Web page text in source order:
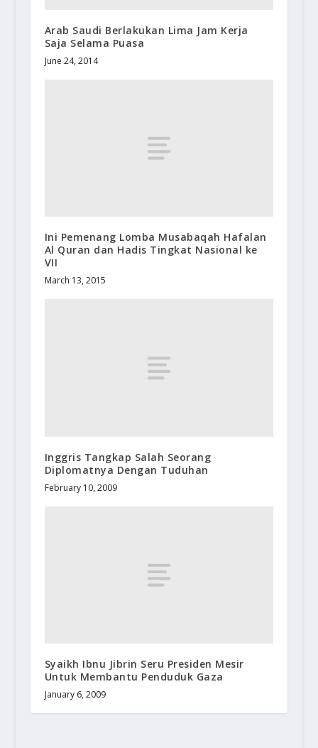
Arab Saudi Berlakukan Lima Jam Kerja
Saja Selama Puasa
June 24, 2014
Ini Pemenang Lomba Musabaqah Hafalan
Al Quran dan Hadis Tingkat Nasional ke
VII
March 13, 2015
Inggris Tangkap Salah Seorang
Diplomatnya Dengan Tuduhan
February 10, 2009
Syaikh Ibnu Jibrin Seru Presiden Mesir
Untuk Membantu Penduduk Gaza
January 6, 2009